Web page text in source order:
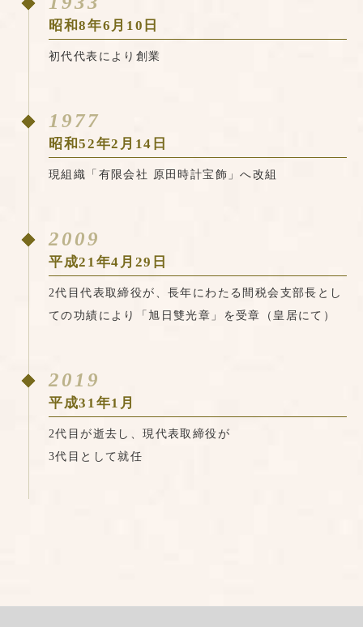
昭和8年6月10日
初代代表により創業
1977
昭和52年2月14日
現組織「有限会社 原田時計宝飾」へ改組
2009
平成21年4月29日
2代目代表取締役が、長年にわたる間税会支部長とし
ての功績により「旭日雙光章」を受章（皇居にて）
2019
平成31年1月
2代目が逝去し、現代表取締役が
3代目として就任